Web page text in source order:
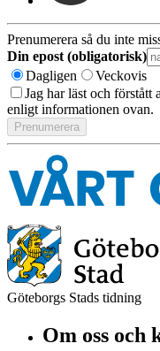
Prenumerera så du inte
Din epost (obligatorisk)
Dagligen
Veckovis
Jag har läst och förstått
enligt informationen ovan.
Göteborgs Stads tidning
Om oss och